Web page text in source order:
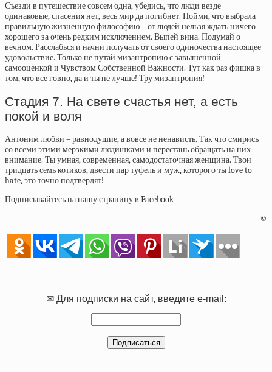
Съезди в путешествие совсем одна, убедись, что люди везде
одинаковые, спасения нет, весь мир да погибнет. Пойми, что выбрала
правильную жизненную философию – от людей нельзя ждать ничего
хорошего за очень редким исключением. Выпей вина. Подумай о
вечном. Расслабься и начни получать от своего одиночества настоящее
удовольствие. Только не путай мизантропию с завышенной
самооценкой и Чувством Собственной Важности. Тут как раз фишка в
том, что все говно, да и ты не лучше! Тру мизантропия!
Стадия 7. На свете счастья нет, а есть
покой и воля
Антоним любви – равнодушие, а вовсе не ненависть. Так что смирись
со всеми этими мерзкими людишками и перестань обращать на них
внимание. Ты умная, современная, самодостаточная женщина. Твои
тридцать семь котиков, двести пар туфель и муж, которого ты love to
hate, это точно подтвердят!
Подписывайтесь на нашу страницу в Facebook
©
✉ Для подписки на сайт, введите e-mail: